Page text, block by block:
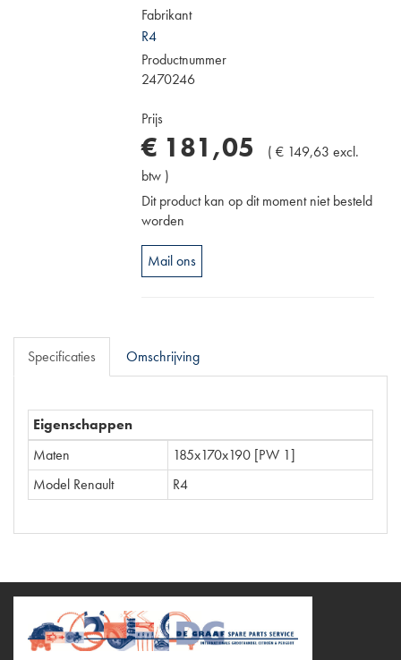
Fabrikant
R4
Productnummer
2470246
Prijs
€ 181 ,05 ( € 149,63 excl.
btw )
Dit product kan op dit moment niet besteld
worden
Mail ons
Specificaties Omschrijving
Eigenschappen
Maten
185x170x190 [PW 1]
Model Renault
R4